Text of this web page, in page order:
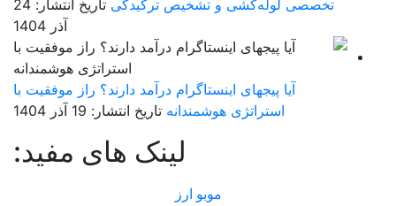
تخصصی لوله‌کشی و تشخیص ترکیدگی
تاریخ انتشار: 24
آیا پیجهای اینستاگرام درآمد دارند؟ راز موفقیت با
استراتژی هوشمندانه تاریخ انتشار: 19 آذر 1404
لینک های مفید:
موبو ارز